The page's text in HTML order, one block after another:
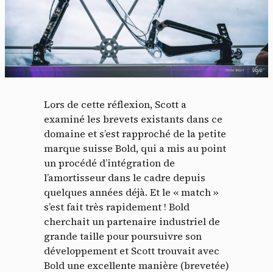
Lors de cette réflexion, Scott a
examiné les brevets existants dans ce
domaine et s’est rapproché de la petite
marque suisse Bold, qui a mis au point
un procédé d’intégration de
l’amortisseur dans le cadre depuis
quelques années déjà. Et le « match »
s’est fait très rapidement ! Bold
cherchait un partenaire industriel de
grande taille pour poursuivre son
développement et Scott trouvait avec
Bold une excellente manière (brevetée)